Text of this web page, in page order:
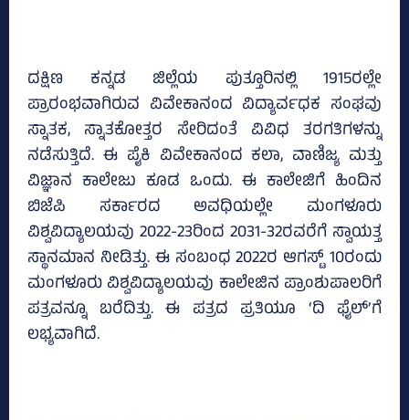
ದಕ್ಷಿಣ ಕನ್ನಡ ಜಿಲ್ಲೆಯ ಪುತ್ತೂರಿನಲ್ಲಿ 1915ರಲ್ಲೇ
ಪ್ರಾರಂಭವಾಗಿರುವ ವಿವೇಕಾನಂದ ವಿದ್ಯಾರ್ವಧಕ ಸಂಘವು
ಸ್ನಾತಕ, ಸ್ನಾತಕೋತ್ತರ ಸೇರಿದಂತೆ ವಿವಿಧ ತರಗತಿಗಳನ್ನು
ನಡೆಸುತ್ತಿದೆ. ಈ ಪೈಕಿ ವಿವೇಕಾನಂದ ಕಲಾ, ವಾಣಿಜ್ಯ ಮತ್ತು
ವಿಜ್ಞಾನ ಕಾಲೇಜು ಕೂಡ ಒಂದು. ಈ ಕಾಲೇಜಿಗೆ ಹಿಂದಿನ
ಬಿಜೆಪಿ ಸರ್ಕಾರದ ಅವಧಿಯಲ್ಲೇ ಮಂಗಳೂರು
ವಿಶ್ವವಿದ್ಯಾಲಯವು 2022-23ರಿಂದ 2031-32ರವರೆಗೆ ಸ್ವಾಯತ್ತ
ಸ್ಥಾನಮಾನ ನೀಡಿತ್ತು. ಈ ಸಂಬಂಧ 2022ರ ಆಗಸ್ಟ್‌ 10ರಂದು
ಮಂಗಳೂರು ವಿಶ್ವವಿದ್ಯಾಲಯವು ಕಾಲೇಜಿನ ಪ್ರಾಂಶುಪಾಲರಿಗೆ
ಪತ್ರವನ್ನೂ ಬರೆದಿತ್ತು. ಈ ಪತ್ರದ ಪ್ರತಿಯೂ ‘ದಿ ಫೈಲ್‌’ಗೆ
ಲಭ್ಯವಾಗಿದೆ.